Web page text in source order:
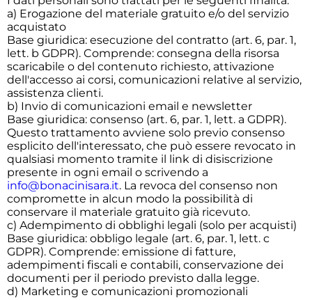
a) Erogazione del materiale gratuito e/o del servizio
acquistato
Base giuridica: esecuzione del contratto (art. 6, par. 1,
lett. b GDPR). Comprende: consegna della risorsa
scaricabile o del contenuto richiesto, attivazione
dell'accesso ai corsi, comunicazioni relative al servizio,
assistenza clienti.
b) Invio di comunicazioni email e newsletter
Base giuridica: consenso (art. 6, par. 1, lett. a GDPR).
Questo trattamento avviene solo previo consenso
esplicito dell'interessato, che può essere revocato in
qualsiasi momento tramite il link di disiscrizione
presente in ogni email o scrivendo a
info@bonacinisara.it. La revoca del consenso non
compromette in alcun modo la possibilità di
conservare il materiale gratuito già ricevuto.
c) Adempimento di obblighi legali (solo per acquisti)
Base giuridica: obbligo legale (art. 6, par. 1, lett. c
GDPR). Comprende: emissione di fatture,
adempimenti fiscali e contabili, conservazione dei
documenti per il periodo previsto dalla legge.
d) Marketing e comunicazioni promozionali